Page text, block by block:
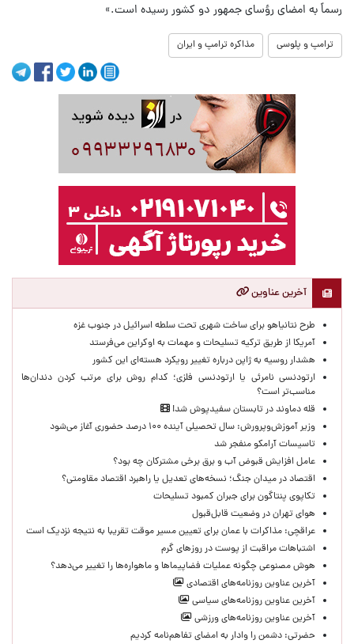
رسماً به امضای رؤسای جمهور دو کشور رسیده است.»
ترامپ و پلوسی مذاکره ترامپ و ایران
آخرین عناوین
طرح نتانیاهو برای ساخت شهری تحت سلطه اسرائیل در جنوب غزه
آمریکا از طریق ترکیه تسلیحات و مهمات به اوکراین می‌فرستد
هشدار روسیه به ژاپن درباره تغییر رویکرد هسته‌ای این کشور
ارتودنسی نامرئی یا ارتودنسی فلزی؛ کدام روش برای مرتب کردن دندان‌ها
مناسب‌تر است؟
قله دماوند در تابستان سفیدپوش شد!
وزیر آموزش‌وپرورش: سال تحصیلی آینده ۱۰۰ درصد حضوری آغاز می‌شود
تاسیسات آرامکو منفجر شد
عامل افزایش قبوض آب و برق برخی مشترکان چه بود؟
اقتصاد در میدان جنگ؛ نسخه‌های تعدیل یا راهبرد اقتصاد مقاومتی؟
تکاپوی پنتاگون برای جبران کمبود تسلیحات
هوای تهران در وضعیت قابل‌قبول
عراقچی: مذاکرات با عمان برای تعیین مسیر موقت تقریبا به نتیجه نزدیک است
اشتباهات مراقبت از پوست در روزهای گرم
هوش مصنوعی چگونه عملیات فضاپیماها و ماهواره‌ها را تغییر می‌دهد؟
آخرین عناوین روزنامه‌های اقتصادی
آخرین عناوین روزنامه‌های سیاسی
آخرین عناوین روزنامه‌های ورزشی
حضرتی: دشمن را وادار به امضای تفاهم‌نامه کردیم